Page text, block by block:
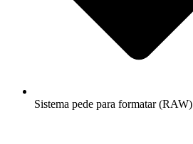
Sistema pede para formatar (RAW)